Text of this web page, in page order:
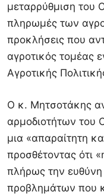
μεταρρύθμιση του
πληρωμές των
προκλήσεις που
αγροτικός τομέας
Αγροτικής
Ο κ. Μητσοτάκης
αρμοδιοτήτων του
μια «απαραίτητη
προσθέτοντας ότι
πλήρως την
προβλημάτων που